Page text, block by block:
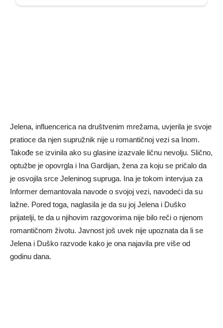
Jelena, influencerica na društvenim mrežama, uvjerila je svoje
pratioce da njen supružnik nije u romantičnoj vezi sa Inom.
Takođe se izvinila ako su glasine izazvale ličnu nevolju. Slično,
optužbe je opovrgla i Ina Gardijan, žena za koju se pričalo da
je osvojila srce Jeleninog supruga. Ina je tokom intervjua za
Informer demantovala navode o svojoj vezi, navodeći da su
lažne. Pored toga, naglasila je da su joj Jelena i Duško
prijatelji, te da u njihovim razgovorima nije bilo reči o njenom
romantičnom životu. Javnost još uvek nije upoznata da li se
Jelena i Duško razvode kako je ona najavila pre više od
godinu dana.